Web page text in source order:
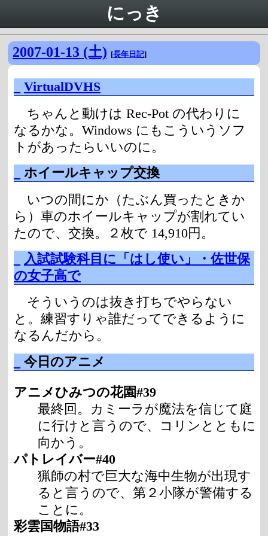
にっき
2007-01-13 (土) [長年日記]
VirtualDVHS
ちゃんと動けは Rec-Pot の代わりに
なるかな。Windows にもこういうソフ
トがあったらいいのに。
ホイールキャップ交換
いつの間にか（たぶん買ったときか
ら）車のホイールキャップが割れてい
たので、交換。２枚で 14,910円。
入試試験科目に「はし使い」・佐世保
の女子高で
そういうのは抜き打ちでやらない
と。練習すりゃ誰だってできるように
なるんだから。
今日のアニメ
アニメひみつの花園#39
最終回。カミーラが魔法を信じて庭
に行けと言うので、コリンとともに
向かう。
パトレイバー#40
猟師の村で巨大な海中生物が出現す
ると言うので、第２小隊が警備する
ことに。
彩雲国物語#33